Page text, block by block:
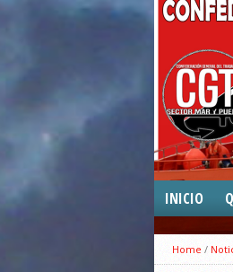
INICIO
Home /